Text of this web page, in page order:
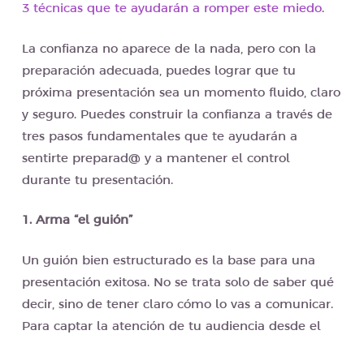
3 técnicas que te ayudarán a romper este miedo.
La confianza no aparece de la nada, pero con la
preparación adecuada, puedes lograr que tu
próxima presentación sea un momento fluido, claro
y seguro. Puedes construir la confianza a través de
tres pasos fundamentales que te ayudarán a
sentirte preparad@ y a mantener el control
durante tu presentación.
1. Arma “el guión”
Un guión bien estructurado es la base para una
presentación exitosa. No se trata solo de saber qué
decir, sino de tener claro cómo lo vas a comunicar.
Para captar la atención de tu audiencia desde el